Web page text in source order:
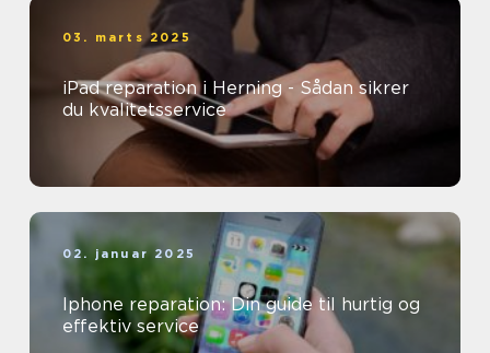
03. marts 2025
iPad reparation i Herning - Sådan sikrer
du kvalitetsservice
02. januar 2025
Iphone reparation: Din guide til hurtig og
effektiv service